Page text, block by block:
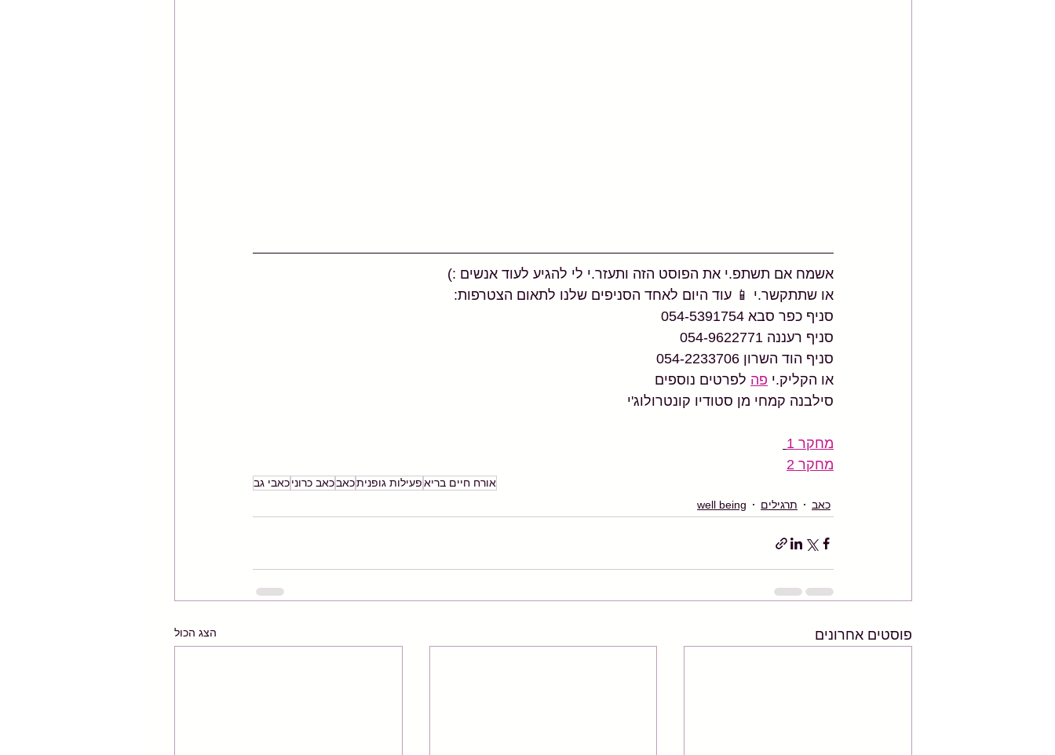
אשמח אם תשתפ.י את הפוסט הזה ותעזר.י לי להגיע לעוד אנשים :)
או שתתקשר.י 📱 עוד היום לאחד הסניפים שלנו לתאום הצטרפות:
סניף כפר סבא 054-5391754
סניף רעננה 054-9622771
סניף הוד השרון 054-2233706
או הקליק.י פה לפרטים נוספים
סילבנה קמחי מן סטודיו קונטרולוג'י
מחקר 1
מחקר 2
אורח חיים בריאפעילות גופניתכאבכאב כרוניכאבי גב
כאב
תרגילים well being
פוסטים אחרונים הצג הכול